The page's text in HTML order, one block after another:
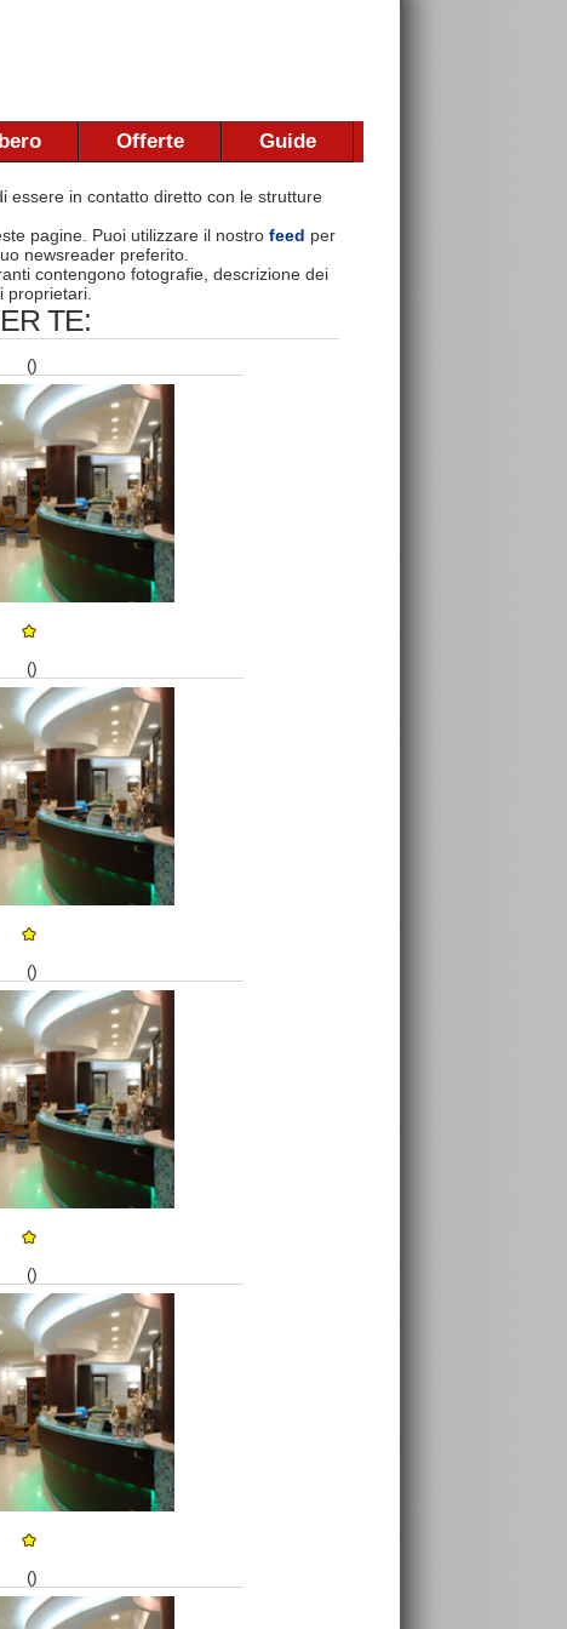
Offerte Guide
essere in contatto diretto con le strutture
pagine. Puoi utilizzare il nostro feed per
newsreader preferito.
contengono fotografie, descrizione dei
proprietari.
TE:
()
()
()
()
()